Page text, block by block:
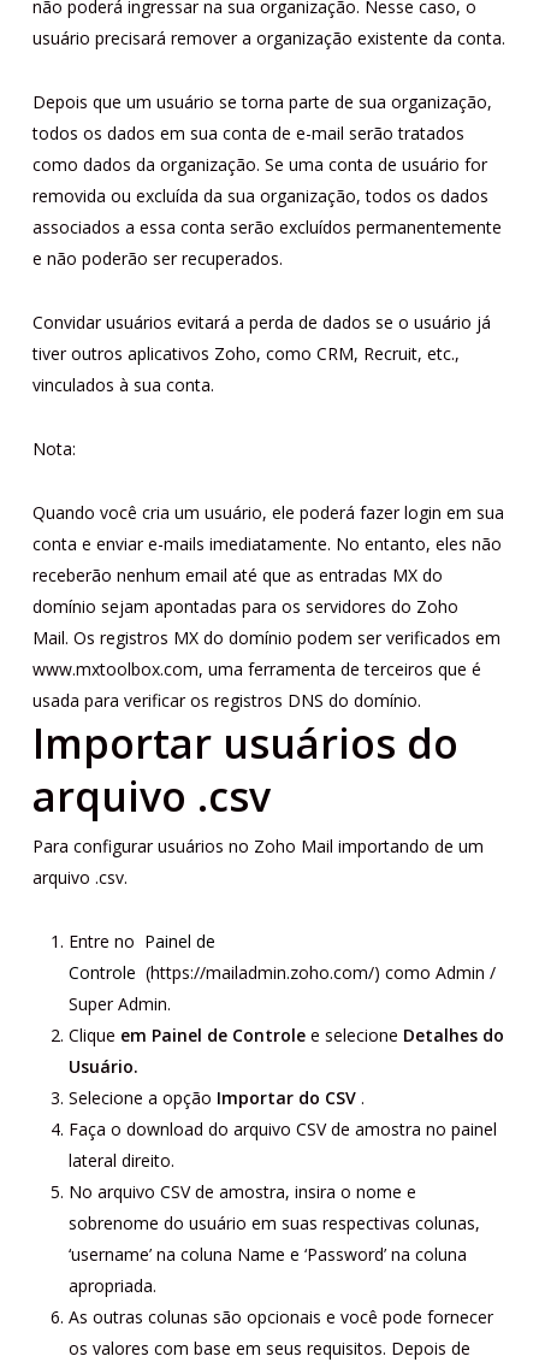
não poderá ingressar na sua organização. Nesse caso, o
usuário precisará remover a organização existente da conta.
Depois que um usuário se torna parte de sua organização,
todos os dados em sua conta de e-mail serão tratados
como dados da organização. Se uma conta de usuário for
removida ou excluída da sua organização, todos os dados
associados a essa conta serão excluídos permanentemente
e não poderão ser recuperados.
Convidar usuários evitará a perda de dados se o usuário já
tiver outros aplicativos Zoho, como CRM, Recruit, etc.,
vinculados à sua conta.
Nota:
Quando você cria um usuário, ele poderá fazer login em sua
conta e enviar e-mails imediatamente. No entanto, eles não
receberão nenhum email até que as entradas MX do
domínio sejam apontadas para os servidores do Zoho
Mail. Os registros MX do domínio podem ser verificados em
www.mxtoolbox.com, uma ferramenta de terceiros que é
usada para verificar os registros DNS do domínio.
Importar usuários do
arquivo .csv
Para configurar usuários no Zoho Mail importando de um
arquivo .csv.
Entre no Painel de
Controle (https://mailadmin.zoho.com/) como Admin /
Super Admin.
Clique em Painel de Controlee selecione Detalhes do
Usuário.
Selecione a opção Importar do CSV.
Faça o download do arquivo CSV de amostra no painel
lateral direito.
No arquivo CSV de amostra, insira o nome e
sobrenome do usuário em suas respectivas colunas,
‘username’ na coluna Name e ‘Password’ na coluna
apropriada.
As outras colunas são opcionais e você pode fornecer
os valores com base em seus requisitos. Depois de